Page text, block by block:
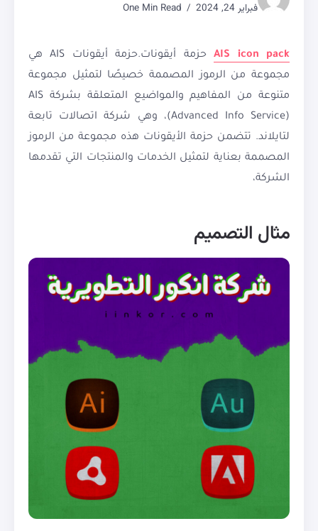
فبراير 24, 2024
AIS icon pack
حزمة أيقونات.حزمة أيقونات AIS هي
مجموعة من الرموز المصممة خصيصًا لتمثيل مجموعة
متنوعة من المفاهيم والمواضيع المتعلقة بشركة AIS
(Advanced Info Service)، وهي شركة اتصالات تابعة
لتايلاند. تتضمن حزمة الأيقونات هذه مجموعة من الرموز
المصممة بعناية لتمثيل الخدمات والمنتجات التي تقدمها
الشركة،
مثال التصميم